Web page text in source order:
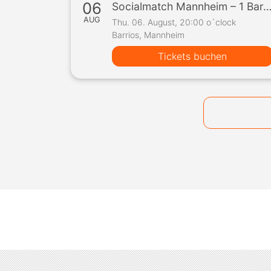
06
AUG
Socialmatch Mannheim – 1 Bar, 10
Thu. 06. August, 20:00 o´clock
Barrios, Mannheim
Tickets buchen